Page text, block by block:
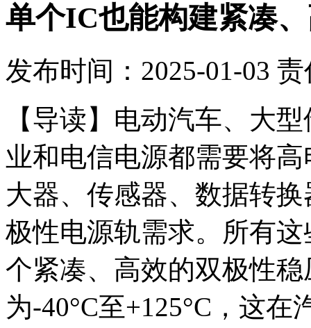
单个IC也能构建紧凑
发布时间：2025-01-03 责
【导读】 电动汽车、大
业和电信电源都需要将
大器、传感器、数据转
极性电源轨需求。所有
个紧凑、高效的双极性
为-40°C至+125°C，这